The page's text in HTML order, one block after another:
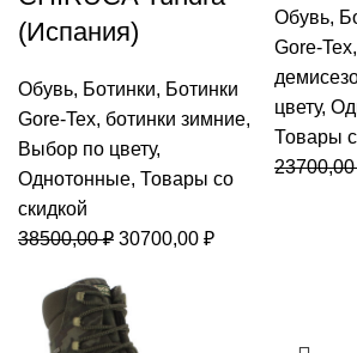
(Испания)
Обувь, Ботинки, Ботинки
Gore-Tex, ботинки зимние,
Выбор по цвету,
Однотонные, Товары со
скидкой
38500,00₽ Первоначальная
составляла
38500,00 ₽.
30700,00 ₽Текущая
Обувь,
Gore-Tex,
цвету,
Товары